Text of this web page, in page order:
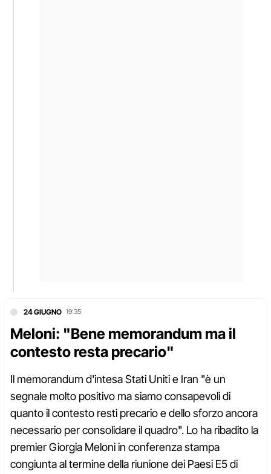
24 GIUGNO 19:35
Meloni: "Bene memorandum ma il
contesto resta precario"
Il memorandum d'intesa Stati Uniti e Iran "è un
segnale molto positivo ma siamo consapevoli di
quanto il contesto resti precario e dello sforzo ancora
necessario per consolidare il quadro". Lo ha ribadito la
premier Giorgia Meloni in conferenza stampa
congiunta al termine della riunione dei Paesi E5 di